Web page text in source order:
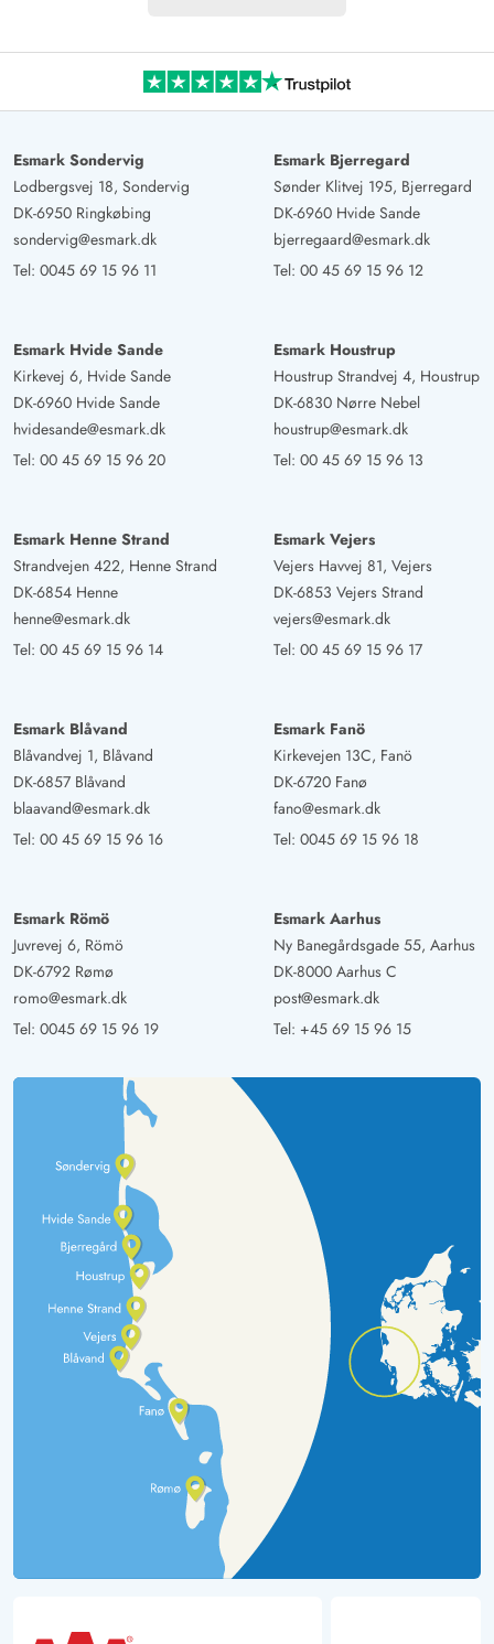
Esmark Sondervig
Lodbergsvej 18, Sondervig
DK-6950 Ringkøbing
sondervig@esmark.dk
Tel: 0045 69 15 96 11
Esmark Bjerregard
Sønder Klitvej 195, Bjerregard
DK-6960 Hvide Sande
bjerregaard@esmark.dk
Tel: 00 45 69 15 96 12
Esmark Hvide Sande
Kirkevej 6, Hvide Sande
DK-6960 Hvide Sande
hvidesande@esmark.dk
Tel: 00 45 69 15 96 20
Esmark Houstrup
Houstrup Strandvej 4, Houstrup
DK-6830 Nørre Nebel
houstrup@esmark.dk
Tel: 00 45 69 15 96 13
Esmark Henne Strand
Strandvejen 422, Henne Strand
DK-6854 Henne
henne@esmark.dk
Tel: 00 45 69 15 96 14
Esmark Vejers
Vejers Havvej 81, Vejers
DK-6853 Vejers Strand
vejers@esmark.dk
Tel: 00 45 69 15 96 17
Esmark Blåvand
Blåvandvej 1, Blåvand
DK-6857 Blåvand
blaavand@esmark.dk
Tel: 00 45 69 15 96 16
Esmark Fanö
Kirkevejen 13C, Fanö
DK-6720 Fanø
fano@esmark.dk
Tel: 0045 69 15 96 18
Esmark Römö
Juvrevej 6, Römö
DK-6792 Rømø
romo@esmark.dk
Tel: 0045 69 15 96 19
Esmark Aarhus
Ny Banegårdsgade 55, Aarhus
DK-8000 Aarhus C
post@esmark.dk
Tel: +45 69 15 96 15